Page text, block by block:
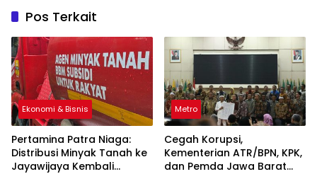
Pos Terkait
Ekonomi & Bisnis
Pertamina Patra Niaga:
Distribusi Minyak Tanah ke
Jayawijaya Kembali
Metro
Cegah Korupsi,
Kementerian ATR/BPN, KPK,
dan Pemda Jawa Barat